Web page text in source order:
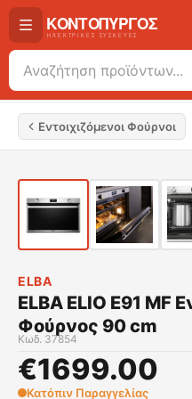
Εντοιχιζόμενοι Φούρνοι
ELBA
ELBA ELIO E91 MF
Φούρνος 90 cm
Κωδ. 37854
€1699.00
Κατόπιν Παραγγελίας